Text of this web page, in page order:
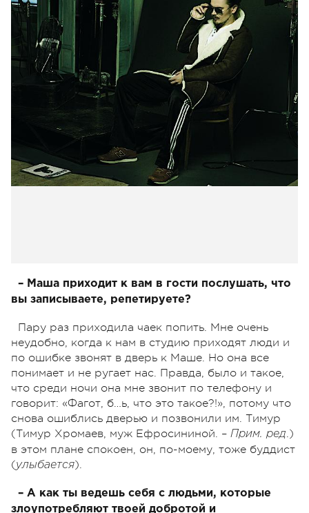
– Маша приходит к вам в гости послушать, что
вы записываете, репетируете?
Пару раз приходила чаек попить. Мне очень
неудобно, когда к нам в студию приходят люди и
по ошибке звонят в дверь к Маше. Но она все
понимает и не ругает нас. Правда, было и такое,
что среди ночи она мне звонит по телефону и
говорит: «Фагот, б…ь, что это такое?!», потому что
снова ошиблись дверью и позвонили им. Тимур
(Тимур Хромаев, муж Ефросининой. – Прим. ред.)
в этом плане спокоен, он, по-моему, тоже буддист
(улыбается).
– А как ты ведешь себя с людьми, которые
злоупотребляют твоей добротой и